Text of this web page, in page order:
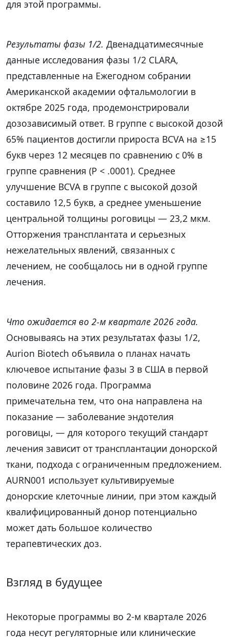
для этой программы.
Результаты фазы 1/2. Двенадцатимесячные
данные исследования фазы 1/2 CLARA,
представленные на Ежегодном собрании
Американской академии офтальмологии в
октябре 2025 года, продемонстрировали
дозозависимый ответ. В группе с высокой дозой
65% пациентов достигли прироста BCVA на ≥15
букв через 12 месяцев по сравнению с 0% в
группе сравнения (P < .0001). Среднее
улучшение BCVA в группе с высокой дозой
составило 12,5 букв, а среднее уменьшение
центральной толщины роговицы — 23,2 мкм.
Отторжения трансплантата и серьезных
нежелательных явлений, связанных с
лечением, не сообщалось ни в одной группе
лечения.
Что ожидается во 2-м квартале 2026 года.
Основываясь на этих результатах фазы 1/2,
Aurion Biotech объявила о планах начать
ключевое испытание фазы 3 в США в первой
половине 2026 года. Программа
примечательна тем, что она направлена на
показание — заболевание эндотелия
роговицы, — для которого текущий стандарт
лечения зависит от трансплантации донорской
ткани, подхода с ограниченным предложением.
AURN001 использует культивируемые
донорские клеточные линии, при этом каждый
квалифицированный донор потенциально
может дать большое количество
терапевтических доз.
Взгляд в будущее
Некоторые программы во 2-м квартале 2026
года несут регуляторные или клинические